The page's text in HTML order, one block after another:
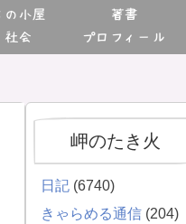
の小屋
社会
著書
プロフィール
岬のたき火
日記 (6740)
きゃらめる通信 (204)